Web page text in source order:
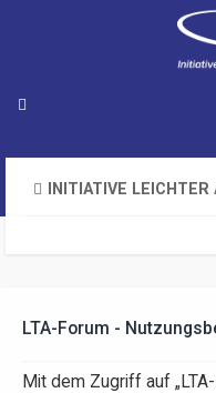
INITIATIVE LEICHTER
LTA-Forum -
Mit dem Zugriff auf